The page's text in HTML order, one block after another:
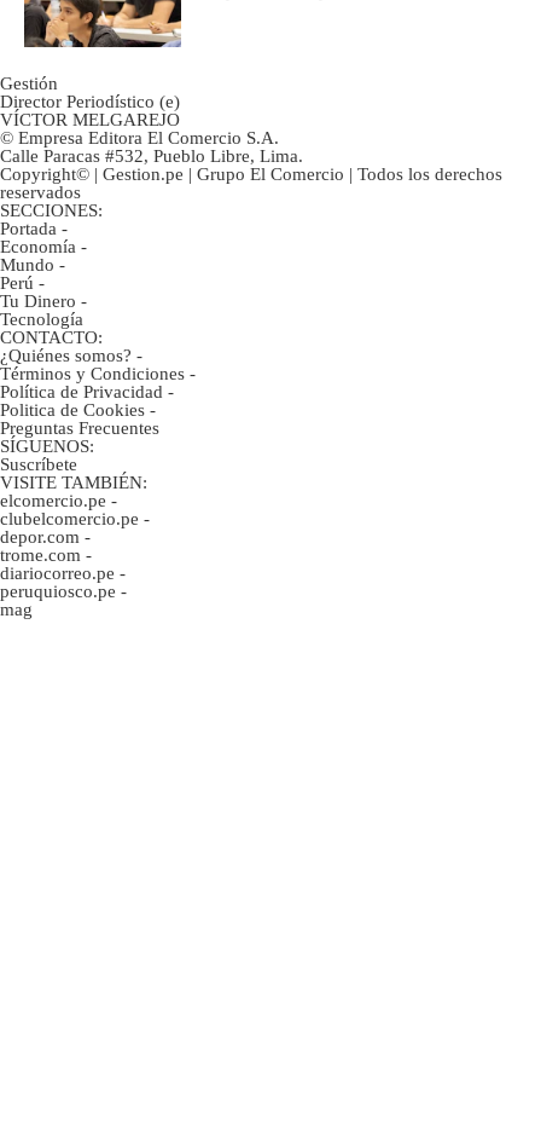
Gestión
Director Periodístico (e)
VÍCTOR MELGAREJO
© Empresa Editora El Comercio S.A.
Calle Paracas #532, Pueblo Libre, Lima.
Copyright© | Gestion.pe | Grupo El Comercio | Todos los derechos
reservados
SECCIONES:
Portada -
Economía -
Mundo -
Perú -
Tu Dinero -
Tecnología
CONTACTO:
¿Quiénes somos? -
Términos y Condiciones -
Política de Privacidad -
Politica de Cookies -
Preguntas Frecuentes
SÍGUENOS:
Suscríbete
VISITE TAMBIÉN:
elcomercio.pe -
clubelcomercio.pe -
depor.com -
trome.com -
diariocorreo.pe -
peruquiosco.pe -
mag